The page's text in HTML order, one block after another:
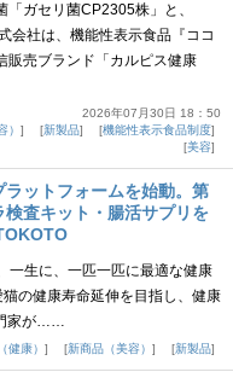
ガセリ菌CP2305株」と、
会社は、機能性表示食品『ココ
販売ブランド「カルピス健康
2026年07月30日 18：50
） 新製品
機能性表示食品制度
美容
ットフォームを始動。第
査キット・腸活サプリを
一生に、一匹一匹に最適な健康
の健康寿命延伸を目指し、健康
家が……
健康） 新商品（美容） 新製品